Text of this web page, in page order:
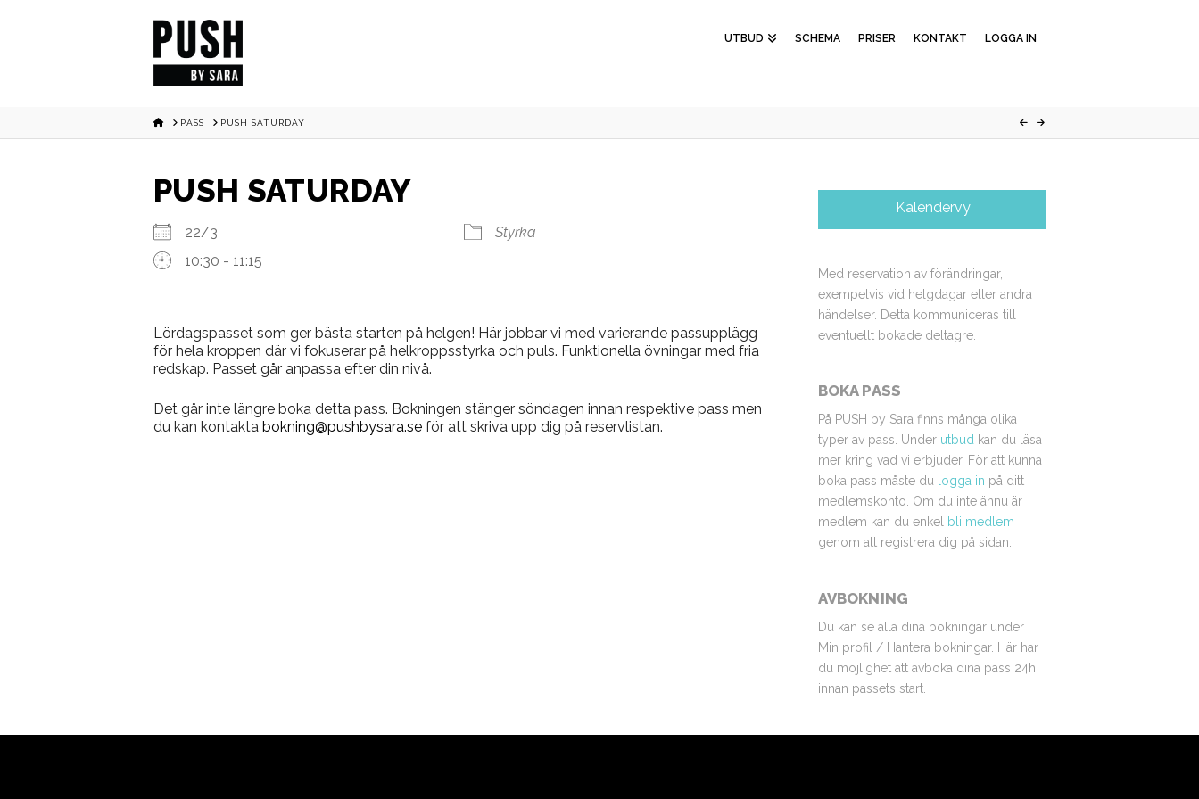
UTBUD SCHEMA PRISER KONTAKT LOGGA IN
HOMEPASS PUSH SATURDAY
PUSH SATURDAY
22/3
10:30 - 11:15
Styrka
Lördagspasset som ger bästa starten på helgen! Här jobbar vi med varierande passupplägg
för hela kroppen där vi fokuserar på helkroppsstyrka och puls. Funktionella övningar med fria
redskap. Passet går anpassa efter din nivå.
Det går inte längre boka detta pass. Bokningen stänger söndagen innan respektive pass men
du kan kontakta bokning@pushbysara.se för att skriva upp dig på reservlistan.
Kalendervy
Med reservation av förändringar,
exempelvis vid helgdagar eller andra
händelser. Detta kommuniceras till
eventuellt bokade deltagre.
BOKA PASS
På PUSH by Sara finns många olika
typer av pass. Under utbudkan du läsa
mer kring vad vi erbjuder. För att kunna
boka pass måste du logga in på ditt
medlemskonto. Om du inte ännu är
medlem kan du enkel bli medlem
genom att registrera dig på sidan.
AVBOKNING
Du kan se alla dina bokningar under
Min profil / Hantera bokningar. Här har
du möjlighet att avboka dina pass 24h
innan passets start.